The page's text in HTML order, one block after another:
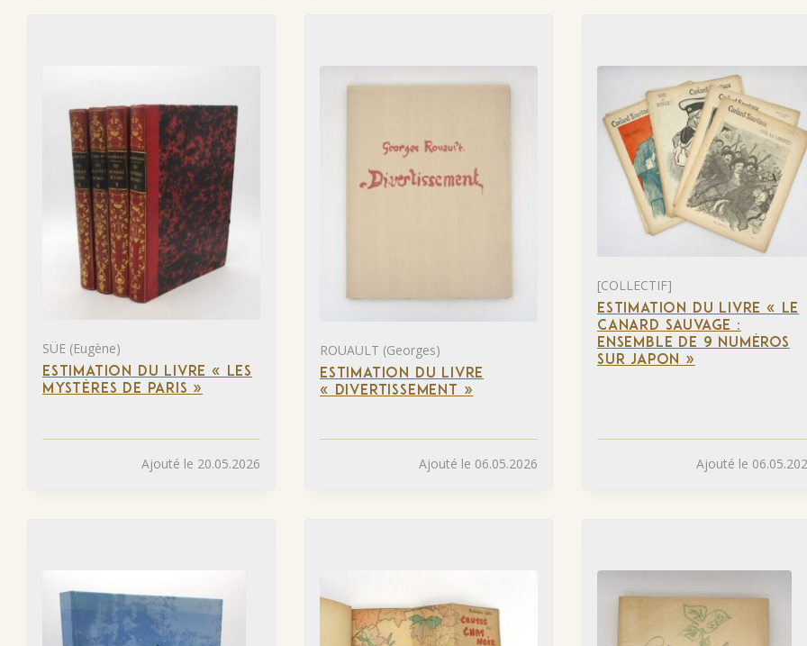
SÜE (Eugène)
ESTIMATION DU LIVRE « LES
MYSTÈRES DE PARIS »
Ajouté le 20.05.2026
ROUAULT (Georges)
ESTIMATION DU LIVRE
« DIVERTISSEMENT »
Ajouté le 06.05.2026
[COLLECTIF]
ESTIMATION DU LIVRE « LE
CANARD SAUVAGE :
ENSEMBLE DE 9 NUMÉROS
SUR JAPON »
Ajouté le